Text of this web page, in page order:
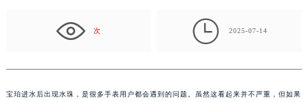
次  2025-07-14
宝珀进水后出现水珠，是很多手表用户都会遇到的问题。虽然这看起来并不严重，但如果